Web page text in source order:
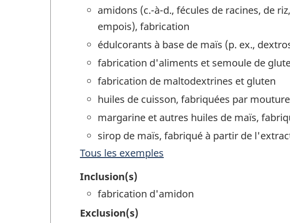
amidons (c.-à-d., fécules de racines, de
empois), fabrication
édulcorants à base de maïs (p. ex.,
fabrication d'aliments et semoule de
fabrication de maltodextrines et gluten
huiles de cuisson, fabriquées par
margarine et autres huiles de maïs,
sirop de maïs, fabriqué à partir de
Tous les exemples
Inclusion(s)
fabrication d'amidon
Exclusion(s)